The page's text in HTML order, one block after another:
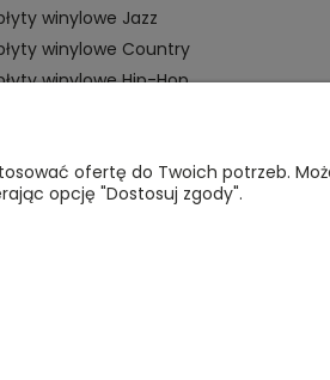
winylowe Jazz
winylowe Country
winylowe Hip-Hop
POMOC
Regulamin
ofertę do Twoich potrzeb.
opcję "Dostosuj zgody".